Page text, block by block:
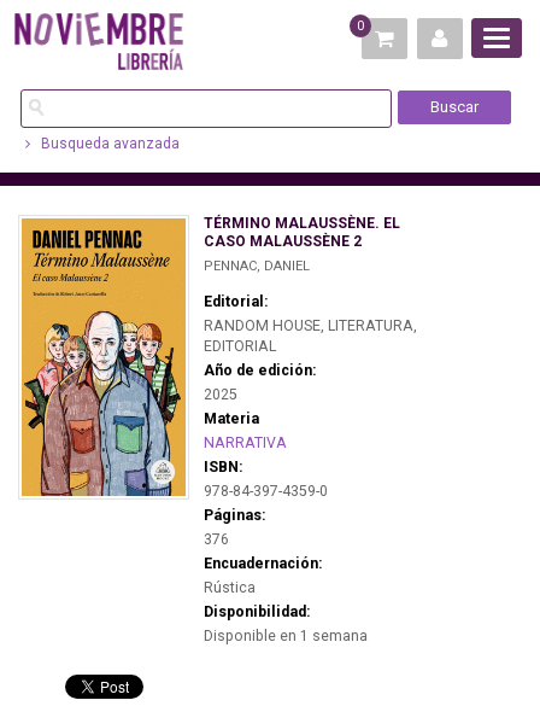
0
Busqueda avanzada
TÉRMINO MALAUSSÈNE. EL
CASO MALAUSSÈNE 2
PENNAC, DANIEL
Editorial:
RANDOM HOUSE, LITERATURA,
EDITORIAL
Año de edición:
2025
Materia
NARRATIVA
ISBN:
978-84-397-4359-0
Páginas:
376
Encuadernación:
Rústica
Disponibilidad:
Disponible en 1 semana